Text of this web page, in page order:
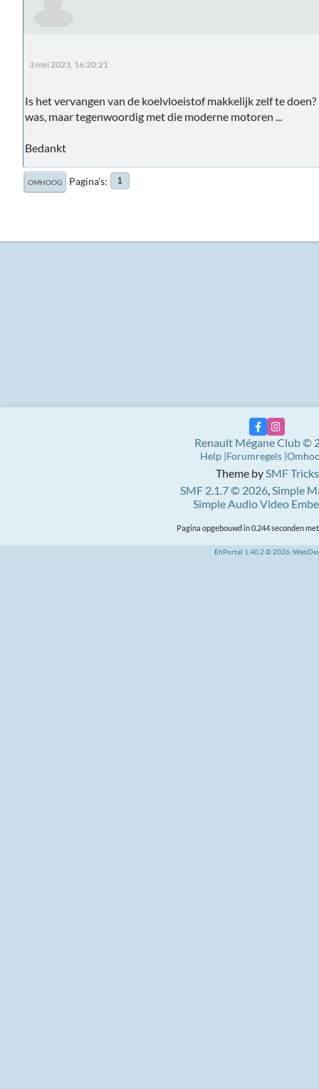
3 mei 2023, 16:20:21
Is het vervangen van de koelvloeistof makkelijk zelf te
was, maar tegenwoordig met die moderne motoren ...
Bedankt
OMHOOG Pagina's 1
Theme bySMF Tricks
SMF 2.1.7 © 2026,Simple
Simple Audio Video
Renault Mégane Club ©
Help Forumregels
Pagina opgebouwd in 0.244 seconden
EhPortal 1.40.2 © 2026,